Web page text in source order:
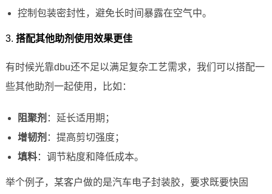
控制包装密封性，避免长时间暴露在空气中。
3. 搭配其他助剂使用效果更佳
有时候光靠dbu还不足以满足复杂工艺需求，我们可以搭配一
些其他助剂一起使用，比如：
阻聚剂 ：延长适用期；
增韧剂 ：提高剪切强度；
填料：调节粘度和降低成本。
举个例子，某客户做的是汽车电子封装胶，要求既要快固